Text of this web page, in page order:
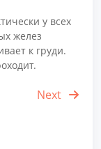
у всех
желез
к груди.
Next